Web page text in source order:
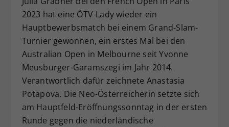
2023 hat eine ÖTV-Lady wieder ein
Hauptbewerbsmatch bei einem Grand-Slam-
Turnier gewonnen, ein erstes Mal bei den
Australian Open in Melbourne seit Yvonne
Meusburger-Garamszegi im Jahr 2014.
Verantwortlich dafür zeichnete Anastasia
Potapova. Die Neo-Österreicherin setzte sich
am Hauptfeld-Eröffnungssonntag in der ersten
Runde gegen die niederländische
Zweck
Dieser Wert speichert Ihre Consent-
Einstellungen. Unter anderem eine
historische Speicherung Ihrer
vorgenommen Einstellungen, falls der
Webseiten-Betreiber dies eingestellt
hat.